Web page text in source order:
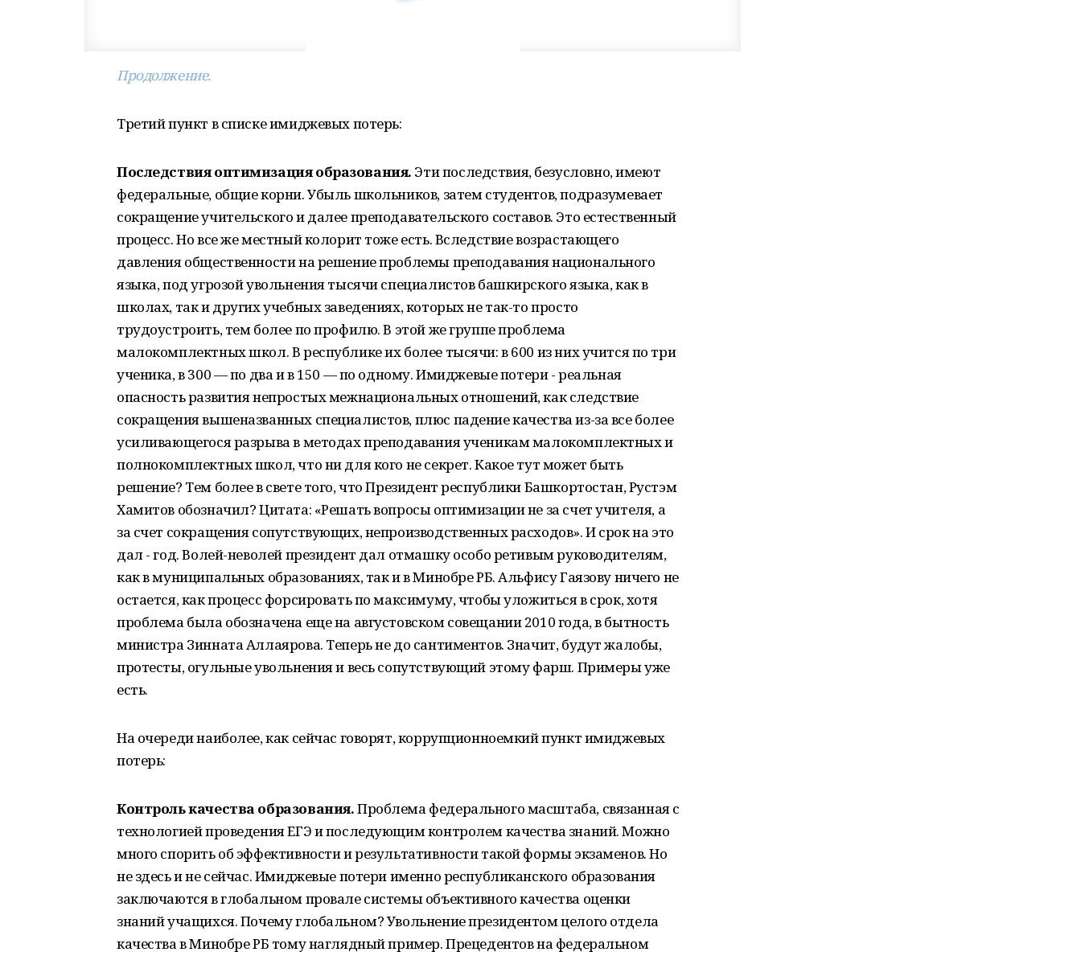
Продолжение.
Третий пункт в списке имиджевых потерь:
Последствия оптимизация образования. Эти последствия, безусловно, имеют
федеральные, общие корни. Убыль школьников, затем студентов, подразумевает
сокращение учительского и далее преподавательского составов. Это естественный
процесс. Но все же местный колорит тоже есть. Вследствие возрастающего
давления общественности на решение проблемы преподавания национального
языка, под угрозой увольнения тысячи специалистов башкирского языка, как в
школах, так и других учебных заведениях, которых не так-то просто
трудоустроить, тем более по профилю. В этой же группе проблема
малокомплектных школ. В республике их более тысячи: в 600 из них учится по три
ученика, в 300 — по два и в 150 — по одному. Имиджевые потери - реальная
опасность развития непростых межнациональных отношений, как следствие
сокращения вышеназванных специалистов, плюс падение качества из-за все более
усиливающегося разрыва в методах преподавания ученикам малокомплектных и
полнокомплектных школ, что ни для кого не секрет. Какое тут может быть
решение? Тем более в свете того, что Президент республики Башкортостан, Рустэм
Хамитов обозначил? Цитата: «Решать вопросы оптимизации не за счет учителя, а
за счет сокращения сопутствующих, непроизводственных расходов». И срок на это
дал - год. Волей-неволей президент дал отмашку особо ретивым руководителям,
как в муниципальных образованиях, так и в Минобре РБ. Альфису Гаязову ничего не
остается, как процесс форсировать по максимуму, чтобы уложиться в срок, хотя
проблема была обозначена еще на августовском совещании 2010 года, в бытность
министра Зинната Аллаярова. Теперь не до сантиментов. Значит, будут жалобы,
протесты, огульные увольнения и весь сопутствующий этому фарш. Примеры уже
есть.
На очереди наиболее, как сейчас говорят, коррупционноемкий пункт имиджевых
потерь:
Контроль качества образования.Проблема федерального масштаба, связанная с
технологией проведения ЕГЭ и последующим контролем качества знаний. Можно
много спорить об эффективности и результативности такой формы экзаменов. Но
не здесь и не сейчас. Имиджевые потери именно республиканского образования
заключаются в глобальном провале системы объективного качества оценки
знаний учащихся. Почему глобальном? Увольнение президентом целого отдела
качества в Минобре РБ тому наглядный пример. Прецедентов на федеральном